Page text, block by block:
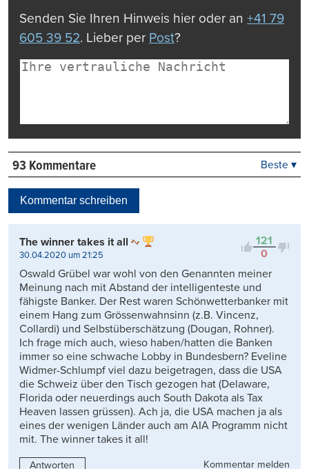
Senden Sie Ihren Hinweis hier oder an +41 79
605 39 52. Lieber per Post?
93 Kommentare
Kontrovers
Beste ▾
Kommentar schreiben
121
0
The winner takes it all
30.04.2020 um 21:25
Oswald Grübel war wohl von den Genannten meiner
Meinung nach mit Abstand der intelligenteste und
fähigste Banker. Der Rest waren Schönwetterbanker mit
einem Hang zum Grössenwahnsinn (z.B. Vincenz,
Collardi) und Selbstüberschätzung (Dougan, Rohner).
Ich frage mich auch, wieso haben/hatten die Banken
immer so eine schwache Lobby in Bundesbern? Eveline
Widmer-Schlumpf viel dazu beigetragen, dass die USA
die Schweiz über den Tisch gezogen hat (Delaware,
Florida oder neuerdings auch South Dakota als Tax
Heaven lassen grüssen). Ach ja, die USA machen ja als
eines der wenigen Länder auch am AIA Programm nicht
mit. The winner takes it all!
Antworten
Kommentar melden